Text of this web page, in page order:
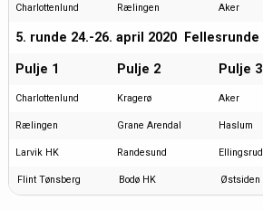
Charlottenlund Rælingen Aker
5. runde 24.-26. april 2020 Fellesrunde
Pulje 1 Pulje 2 Pulje 3
Charlottenlund Kragerø Aker
Rælingen Grane Arendal Haslum
Larvik HK Randesund Ellingsrud
Flint Tønsberg Bodø HK Østsiden